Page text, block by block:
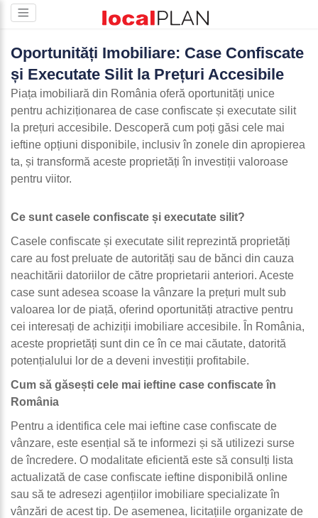
Oportunități Imobiliare: Case Confiscate
și Executate Silit la Prețuri Accesibile
Piața imobiliară din România oferă oportunități unice
pentru achiziționarea de case confiscate și executate silit
la prețuri accesibile. Descoperă cum poți găsi cele mai
ieftine opțiuni disponibile, inclusiv în zonele din apropierea
ta, și transformă aceste proprietăți în investiții valoroase
pentru viitor.
Ce sunt casele confiscate și executate silit?
Casele confiscate și executate silit reprezintă proprietăți
care au fost preluate de autorități sau de bănci din cauza
neachitării datoriilor de către proprietarii anteriori. Aceste
case sunt adesea scoase la vânzare la prețuri mult sub
valoarea lor de piață, oferind oportunități atractive pentru
cei interesați de achiziții imobiliare accesibile. În România,
aceste proprietăți sunt din ce în ce mai căutate, datorită
potențialului lor de a deveni investiții profitabile.
Cum să găsești cele mai ieftine case confiscate în
România
Pentru a identifica cele mai ieftine case confiscate de
vânzare, este esențial să te informezi și să utilizezi surse
de încredere. O modalitate eficientă este să consulți lista
actualizată de case confiscate ieftine disponibilă online
sau să te adresezi agențiilor imobiliare specializate în
vânzări de acest tip. De asemenea, licitațiile organizate de